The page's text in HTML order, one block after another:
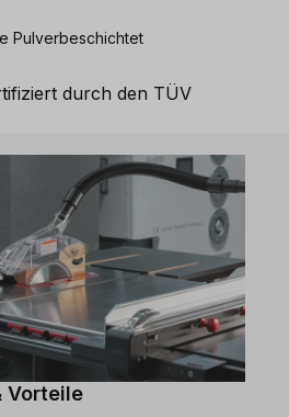
Pulverbeschichtet
durch den TÜV
Vorteile